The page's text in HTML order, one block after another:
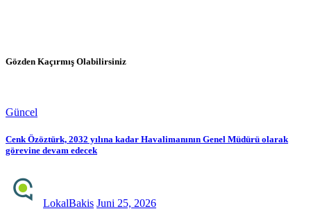
Gözden Kaçırmış Olabilirsiniz
Güncel
Cenk Özöztürk, 2032 yılına kadar Havalimanının Genel Müdürü olarak
görevine devam edecek
LokalBakis Juni 25, 2026